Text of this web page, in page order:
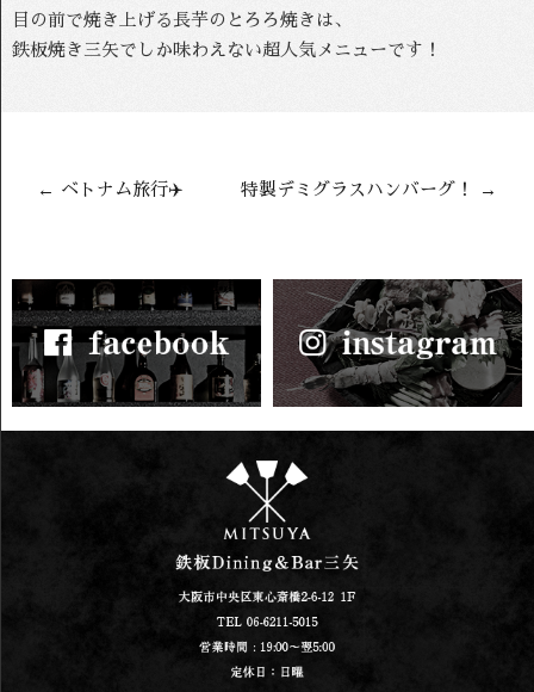
目の前で焼き上げる長芋のとろろ焼きは、
鉄板焼き三矢でしか味わえない超人気メニューです！
← ベトナム旅行✈️ 特製デミグラスハンバーグ！ →